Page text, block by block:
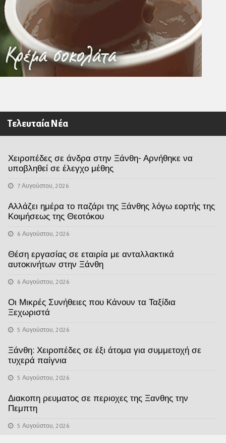
Τελευταία Νέα
Χειροπέδες σε άνδρα στην Ξάνθη- Αρνήθηκε να
υποβληθεί σε έλεγχο μέθης
7 Αυγούστου, 2026
Αλλάζει ημέρα το παζάρι της Ξάνθης λόγω εορτής της
Κοιμήσεως της Θεοτόκου
6 Αυγούστου, 2026
Θέση εργασίας σε εταιρία με ανταλλακτικά
αυτοκινήτων στην Ξάνθη
6 Αυγούστου, 2026
Οι Μικρές Συνήθειες που Κάνουν τα Ταξίδια
Ξεχωριστά
5 Αυγούστου, 2026
Ξάνθη: Χειροπέδες σε έξι άτομα για συμμετοχή σε
τυχερά παίγνια
5 Αυγούστου, 2026
Διακοπη ρευματος σε περιοχες της Ξανθης την
Πεμπτη
5 Αυγούστου, 2026